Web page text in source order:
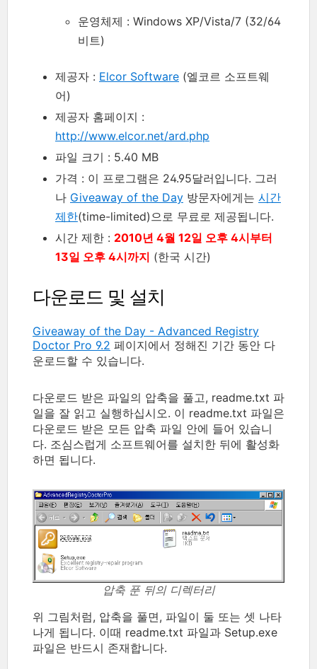
운영체제 : Windows XP/Vista/7 (32/64
비트)
제공자 : Elcor Software (엘코르 소프트웨
어)
제공자 홈페이지 :
http://www.elcor.net/ard.php
파일 크기 : 5.40 MB
가격 : 이 프로그램은 24.95달러입니다. 그러
나 Giveaway of the Day 방문자에게는 시간
제한(time-limited)으로 무료로 제공됩니다.
시간 제한 : 2010년 4월 12일 오후 4시부터
13일 오후 4시까지 (한국 시간)
다운로드 및 설치
Giveaway of the Day - Advanced Registry
Doctor Pro 9.2 페이지에서 정해진 기간 동안 다
운로드할 수 있습니다.
다운로드 받은 파일의 압축을 풀고, readme.txt 파
일을 잘 읽고 실행하십시오. 이 readme.txt 파일은
다운로드 받은 모든 압축 파일 안에 들어 있습니
다. 조심스럽게 소프트웨어를 설치한 뒤에 활성화
하면 됩니다.
압축 푼 뒤의 디렉터리
위 그림처럼, 압축을 풀면, 파일이 둘 또는 셋 나타
나게 됩니다. 이때 readme.txt 파일과 Setup.exe
파일은 반드시 존재합니다.